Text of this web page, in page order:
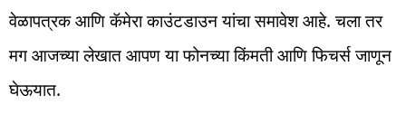
वेळापत्रक आणि कॅमेरा काउंटडाउन यांचा समावेश आहे. चला तर
मग आजच्या लेखात आपण या फोनच्या किंमती आणि फिचर्स जाणून
घेऊयात.